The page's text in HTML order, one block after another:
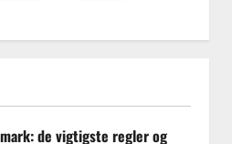
de vigtigste regler og